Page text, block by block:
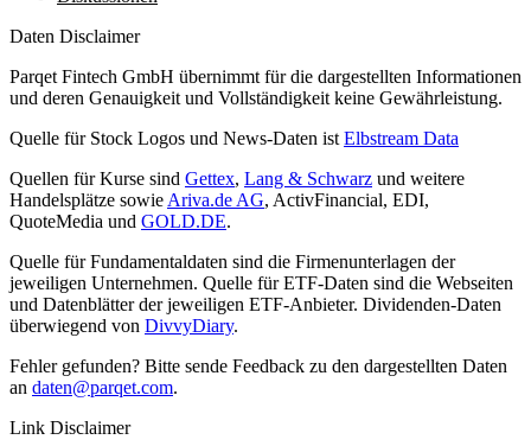
Daten Disclaimer
Parqet Fintech GmbH übernimmt für die dargestellten Informationen
und deren Genauigkeit und Vollständigkeit keine Gewährleistung.
Quelle für Stock Logos und News-Daten ist Elbstream Data
Quellen für Kurse sind Gettex, Lang & Schwarz und weitere
Handelsplätze sowie Ariva.de AG, ActivFinancial, EDI,
QuoteMedia und GOLD.DE.
Quelle für Fundamentaldaten sind die Firmenunterlagen der
jeweiligen Unternehmen. Quelle für ETF-Daten sind die Webseiten
und Datenblätter der jeweiligen ETF-Anbieter. Dividenden-Daten
überwiegend von DivvyDiary.
Fehler gefunden? Bitte sende Feedback zu den dargestellten Daten
an daten@parqet.com.
Link Disclaimer